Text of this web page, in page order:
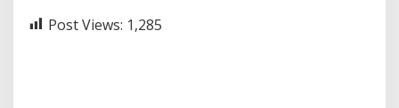
Post Views: 1,285